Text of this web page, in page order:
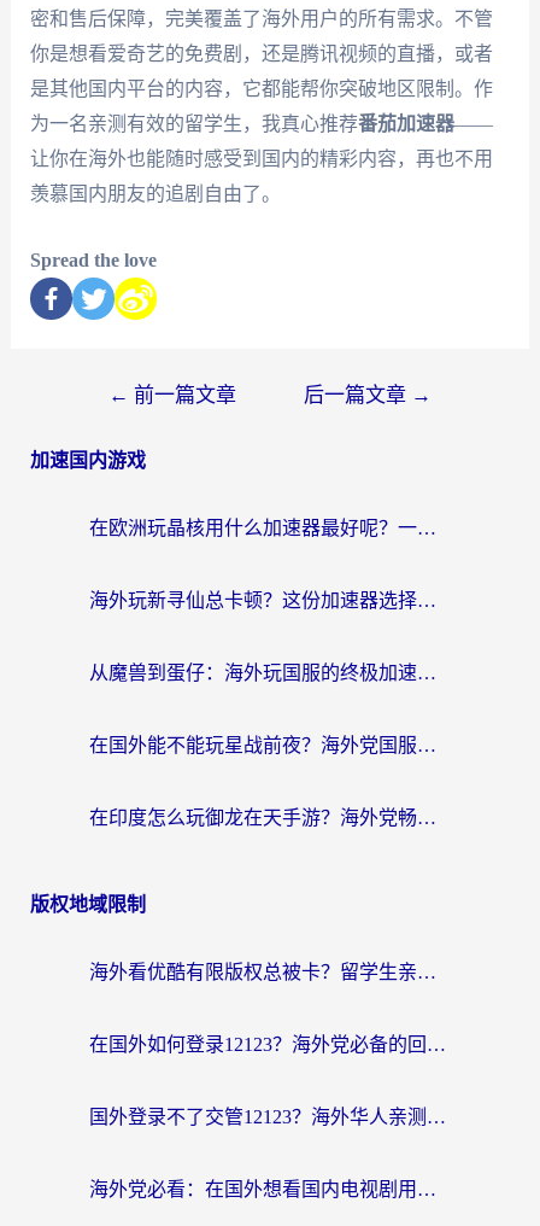
密和售后保障，完美覆盖了海外用户的所有需求。不管
你是想看爱奇艺的免费剧，还是腾讯视频的直播，或者
是其他国内平台的内容，它都能帮你突破地区限制。作
为一名亲测有效的留学生，我真心推荐番茄加速器——
让你在海外也能随时感受到国内的精彩内容，再也不用
羡慕国内朋友的追剧自由了。
Spread the love
← 前一篇文章 后一篇文章 →
加速国内游戏
在欧洲玩晶核用什么加速器最好呢？一个老玩家的真心话
海外玩新寻仙总卡顿？这份加速器选择指南让你秒回国服流畅体验
从魔兽到蛋仔：海外玩国服的终极加速指南，找到你的专属高速通道
在国外能不能玩星战前夜？海外党国服游戏不卡顿的秘密武器在这里
在印度怎么玩御龙在天手游？海外党畅玩国服的终极生存指南
版权地域限制
海外看优酷有限版权总被卡？留学生亲测有效的回国加速器选择指南
在国外如何登录12123？海外党必备的回国加速实用指南
国外登录不了交管12123？海外华人亲测有效的回国加速器选择指南
海外党必看：在国外想看国内电视剧用什么软件？3步解决地域限制